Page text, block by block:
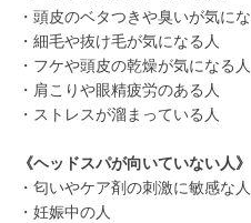
・頭皮のベタつきや臭いが気に
・細毛や抜け毛が気になる人
・フケや頭皮の乾燥が気になる人
・肩こりや眼精疲労のある人
・ストレスが溜まっている人
《ヘッドスパが向いていない人》
・匂いやケア剤の刺激に敏感な人
・妊娠中の人